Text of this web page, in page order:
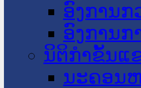
ອົງການ
ອົງການກ
ນິຕິກໍາຂັ້ນແ
ນະ​ຄອນ​